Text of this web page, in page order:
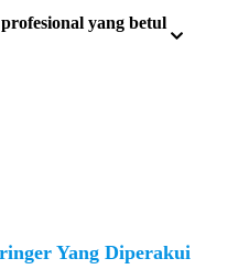
yang betul
Yang Diperakui